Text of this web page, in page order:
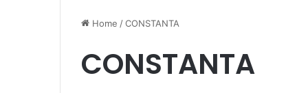
Home /CONSTANTA
CONSTANTA